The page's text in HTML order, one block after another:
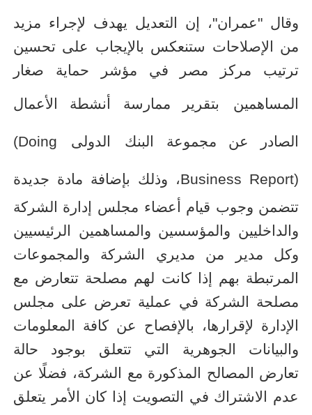
وقال "عمران"، إن التعديل يهدف لإجراء مزيد
من الإصلاحات ستنعكس بالإيجاب على تحسين
ترتيب مركز مصر في مؤشر حماية صغار
المساهمين
بتقرير ممارسة أنشطة الأعمال
الصادر عن مجموعة البنك الدولى (Doing
Business Report)، وذلك بإضافة مادة جديدة
تتضمن وجوب قيام أعضاء مجلس إدارة الشركة
والداخليين والمؤسسين والمساهمين الرئيسيين
وكل مدير من مديري الشركة والمجموعات
المرتبطة بهم إذا كانت لهم مصلحة تتعارض مع
مصلحة الشركة في عملية تعرض على مجلس
الإدارة لإقرارها، بالإفصاح عن كافة المعلومات
والبيانات الجوهرية التي تتعلق بوجود حالة
تعارض المصالح المذكورة مع الشركة، فضلًا عن
عدم الاشتراك في التصويت إذا كان الأمر يتعلق